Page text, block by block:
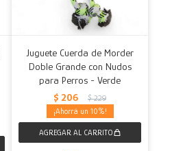
Juguete Cuerda de Morder
Doble Grande con Nudos
para Perros - Verde
$ 206 $ 229
10